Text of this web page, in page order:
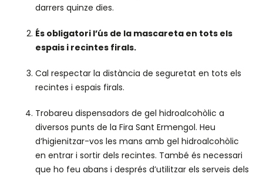
darrers quinze dies.
És obligatori l’ús de la mascareta en tots els
espais i recintes firals.
Cal respectar la distància de seguretat en tots els
recintes i espais firals.
Trobareu dispensadors de gel hidroalcohòlic a
diversos punts de la Fira Sant Ermengol. Heu
d’higienitzar-vos les mans amb gel hidroalcohòlic
en entrar i sortir dels recintes. També és necessari
que ho feu abans i després d’utilitzar els serveis dels